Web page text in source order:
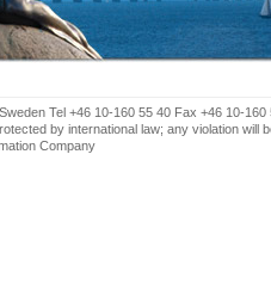
Tel +46 10-160 55 40 Fax +46 10-160
by international law; any violation will
Company